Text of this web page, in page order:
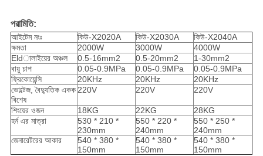
পরামিতি:
আইটেম নংঃ কিউ-X2020A কিউ-X2030A
কিউ-X2040A
ক্ষমতা
2000W 3000W
4000W
Eldালাইয়ের অঞ্চল
0.5-16mm2 0.5-20mm2
1-30mm2
বায়ু চাপ
0.05-0.9MPa 0.05-0.9MPa
0.05-0.9MPa
ফ্রিকোয়েন্সি
20KHz 20KHz
20KHz
ভোল্টেজ, বৈদ্যুতিক একক
বিশেষ
220V 220V 220V
শিংয়ের ওজন 18KG 22KG
28KG
হর্ন এর মাত্রা
530 * 210 *
230mm
550 * 220 *
240mm
550 * 250 *
240mm
জেনারেটরের আকার
540 * 380 *
150mm
540 * 380 *
150mm
540 * 380 *
150mm